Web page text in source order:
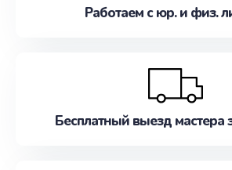
Работаем с юр. и физ.
Бесплатный выезд мастера